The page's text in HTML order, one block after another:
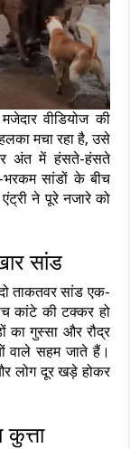
वीडियोज की
मचा रहा है, उसे
अंत में हंसते-हंसते
भरकम सांडों के बीच
ने पूरे नजारे को
सांड
ताकतवर सांड एक-
कांटे की टक्कर हो
का गुस्सा और रौद्र
वाले सहम जाते हैं।
लोग दूर खड़े होकर